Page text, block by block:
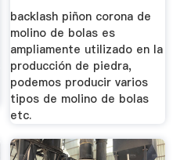
backlash piñon corona de
molino de bolas es
ampliamente utilizado en la
producción de piedra,
podemos producir varios
tipos de molino de bolas
etc.